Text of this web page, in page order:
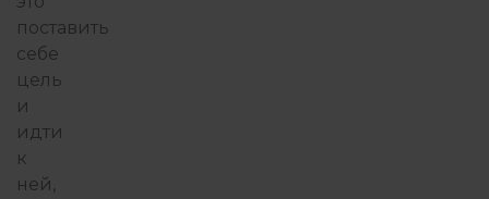
поставить
себе
цель
и
идти
к
ней,